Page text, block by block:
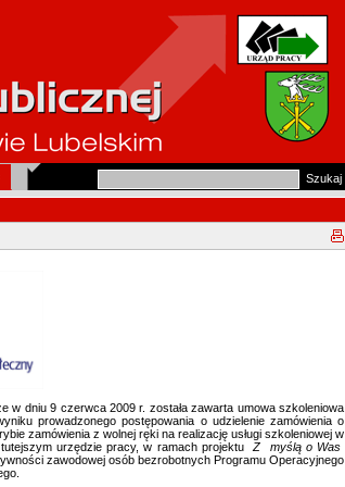
w dniu 9 czerwca 2009 r. została zawarta umowa szkoleniowa
prowadzonego postępowania o udzielenie zamówienia o
zamówienia z wolnej ręki na realizację usługi szkoleniowej w
tutejszym urzędzie pracy, w ramach projektuZ myślą o Was
zawodowej osób bezrobotnych Programu Operacyjnego